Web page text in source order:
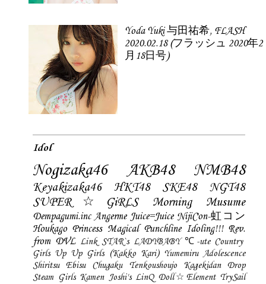
Yoda Yuki 与田祐希, FLASH
2020.02.18 (フラッシュ 2020年2
月18日号)
Idol
Nogizaka46 AKB48 NMB48
Keyakizaka46 HKT48 SKE48
NGT48
SUPER☆GiRLS
Morning Musume
Dempagumi.inc Angerme Juice=Juice NijiCon-虹コン
Houkago Princess Magical Punchline Idoling!!! Rev.
from DVL Link STAR`s LADYBABY ℃-ute Country
Girls Up Up Girls (Kakko Kari) Yumemiru Adolescence
Shiritsu Ebisu Chugaku
Tenkoushoujo Kagekidan
Drop
Steam Girls Kamen Joshi's LinQ Doll☆Element TrySail